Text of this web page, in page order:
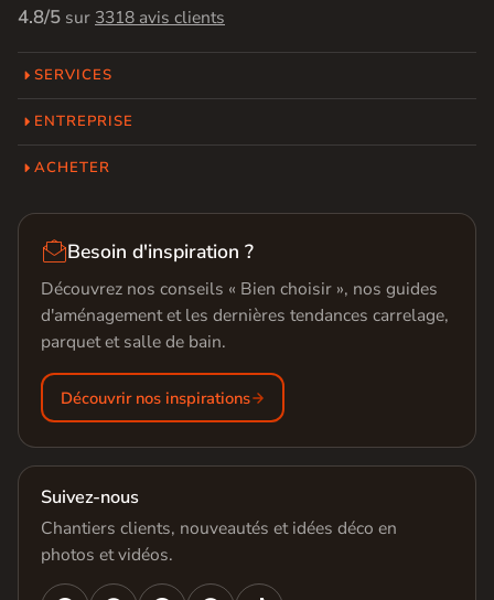
4.8/5 sur 3318 avis clients
SERVICES
ENTREPRISE
ACHETER
Besoin d'inspiration ?
Découvrez nos conseils « Bien choisir », nos guides
d'aménagement et les dernières tendances carrelage,
parquet et salle de bain.
Découvrir nos inspirations
Suivez-nous
Chantiers clients, nouveautés et idées déco en
photos et vidéos.